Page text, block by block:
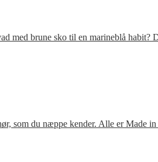
med brune sko til en marineblå
som du næppe kender. Alle er Made